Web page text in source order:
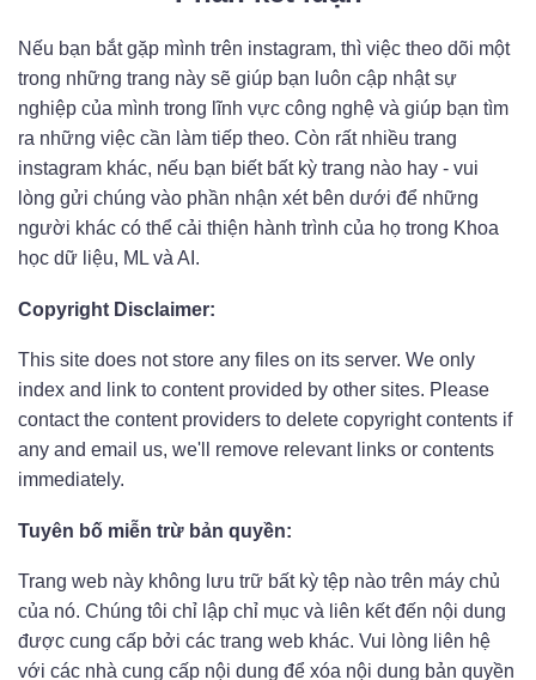
Nếu bạn bắt gặp mình trên instagram, thì việc theo dõi một
trong những trang này sẽ giúp bạn luôn cập nhật sự
nghiệp của mình trong lĩnh vực công nghệ và giúp bạn tìm
ra những việc cần làm tiếp theo. Còn rất nhiều trang
instagram khác, nếu bạn biết bất kỳ trang nào hay - vui
lòng gửi chúng vào phần nhận xét bên dưới để những
người khác có thể cải thiện hành trình của họ trong Khoa
học dữ liệu, ML và AI.
Copyright Disclaimer:
This site does not store any files on its server. We only
index and link to content provided by other sites. Please
contact the content providers to delete copyright contents if
any and email us, we'll remove relevant links or contents
immediately.
Tuyên bố miễn trừ bản quyền:
Trang web này không lưu trữ bất kỳ tệp nào trên máy chủ
của nó. Chúng tôi chỉ lập chỉ mục và liên kết đến nội dung
được cung cấp bởi các trang web khác. Vui lòng liên hệ
với các nhà cung cấp nội dung để xóa nội dung bản quyền